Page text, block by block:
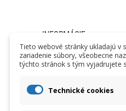
INFORMÁCIE
Informácie
Obchodné podmienky
Tieto webové stránky ukladajú v
zariadenie súbory, všeobecne
týchto stránok s tým vyjadrujete
Technické cookies